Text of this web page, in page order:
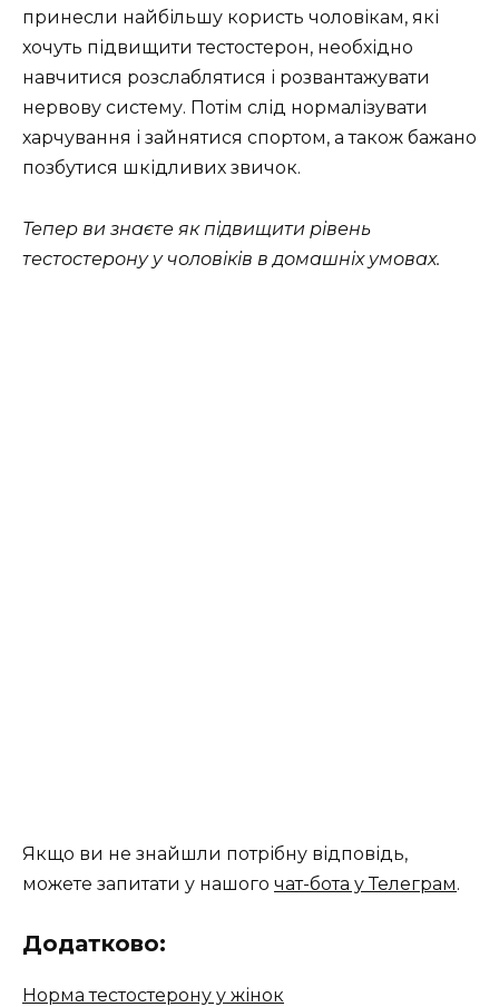
принесли найбільшу користь чоловікам, які
хочуть підвищити тестостерон, необхідно
навчитися розслаблятися і розвантажувати
нервову систему. Потім слід нормалізувати
харчування і зайнятися спортом, а також бажано
позбутися шкідливих звичок.
Тепер ви знаєте як підвищити рівень
тестостерону у чоловіків в домашніх умовах.
Якщо ви не знайшли потрібну відповідь,
можете запитати у нашого чат-бота у Телеграм.
Додатково:
Норма тестостерону у жінок